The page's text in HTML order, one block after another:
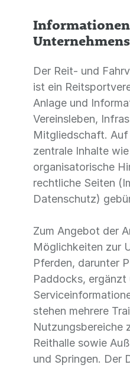
Der Reit- und
ist ein
Anlage und
Vereinsleben,
Mitgliedschaft.
zentrale Inhalte
organisatorische
rechtliche Seiten
Datenschutz)
Zum Angebot der
Möglichkeiten zur
Pferden, darunter
Paddocks, ergänzt
stehen mehrere
Nutzungsbereiche
Reithalle sowie
und Springen. Der